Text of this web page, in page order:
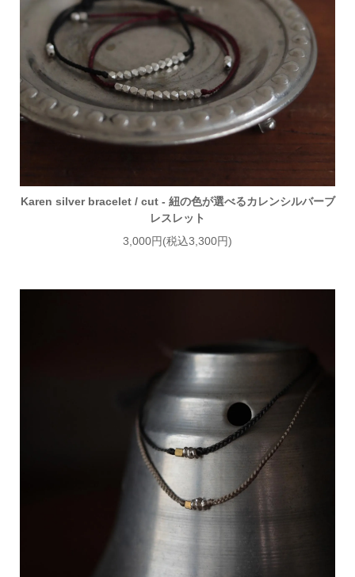
Karen silver bracelet / cut - 紐の色が選べるカレンシルバーブ
レスレット
3,000円(税込3,300円)